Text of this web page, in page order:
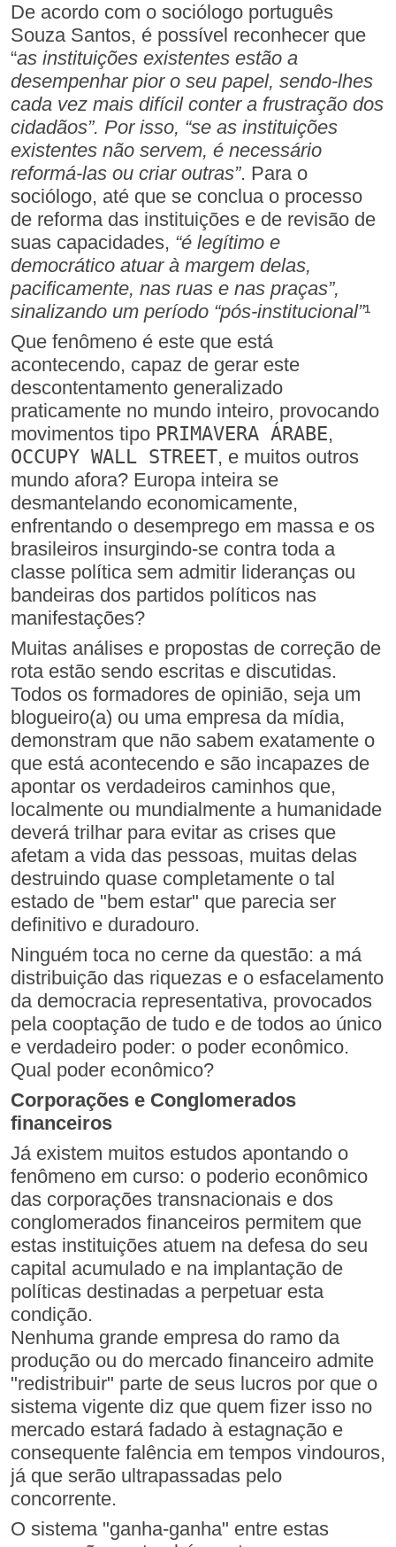
De acordo com o sociólogo português
Souza Santos, é possível reconhecer que
“as instituições existentes estão a
desempenhar pior o seu papel, sendo-lhes
cada vez mais difícil conter a frustração dos
cidadãos”. Por isso, “se as instituições
existentes não servem, é necessário
reformá-las ou criar outras”. Para o
sociólogo, até que se conclua o processo
de reforma das instituições e de revisão de
suas capacidades, “é legítimo e
democrático atuar à margem delas,
pacificamente, nas ruas e nas praças”,
sinalizando um período “pós-institucional”¹
Que fenômeno é este que está
acontecendo, capaz de gerar este
descontentamento generalizado
praticamente no mundo inteiro, provocando
movimentos tipo PRIMAVERA ÁRABE,
OCCUPY WALL STREET, e muitos outros
mundo afora? Europa inteira se
desmantelando economicamente,
enfrentando o desemprego em massa e os
brasileiros insurgindo-se contra toda a
classe política sem admitir lideranças ou
bandeiras dos partidos políticos nas
manifestações?
Muitas análises e propostas de correção de
rota estão sendo escritas e discutidas.
Todos os formadores de opinião, seja um
blogueiro(a) ou uma empresa da mídia,
demonstram que não sabem exatamente o
que está acontecendo e são incapazes de
apontar os verdadeiros caminhos que,
localmente ou mundialmente a humanidade
deverá trilhar para evitar as crises que
afetam a vida das pessoas, muitas delas
destruindo quase completamente o tal
estado de "bem estar" que parecia ser
definitivo e duradouro.
Ninguém toca no cerne da questão: a má
distribuição das riquezas e o esfacelamento
da democracia representativa, provocados
pela cooptação de tudo e de todos ao único
e verdadeiro poder: o poder econômico.
Qual poder econômico?
Corporações e Conglomerados
financeiros
Já existem muitos estudos apontando o
fenômeno em curso: o poderio econômico
das corporações transnacionais e dos
conglomerados financeiros permitem que
estas instituições atuem na defesa do seu
capital acumulado e na implantação de
políticas destinadas a perpetuar esta
condição.
Nenhuma grande empresa do ramo da
produção ou do mercado financeiro admite
"redistribuir" parte de seus lucros por que o
sistema vigente diz que quem fizer isso no
mercado estará fadado à estagnação e
consequente falência em tempos vindouros,
já que serão ultrapassadas pelo
concorrente.
O sistema "ganha-ganha" entre estas